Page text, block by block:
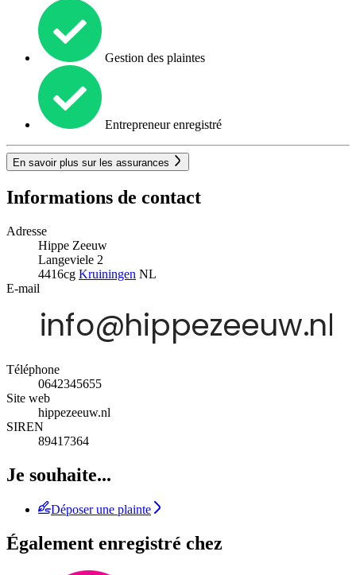
Gestion des plaintes
Entrepreneur enregistré
En savoir plus sur les assurances
Informations de contact
Adresse
Hippe Zeeuw
Langeviele 2
4416cg Kruiningen NL
E-mail
Téléphone
0642345655
Site web
hippezeeuw.nl
SIREN
89417364
Je souhaite...
Déposer une plainte
Également enregistré chez